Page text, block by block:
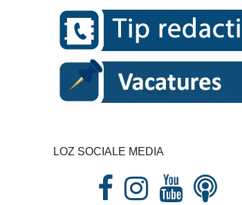
LOZ SOCIALE MEDIA